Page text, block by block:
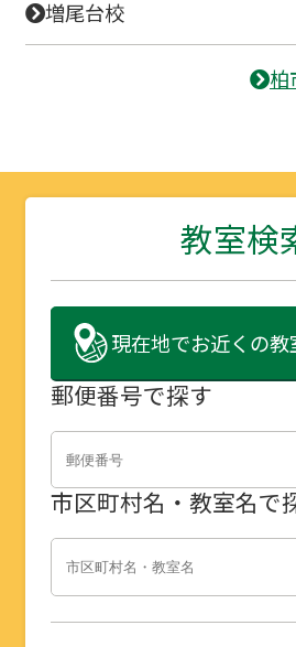
増尾台校
柏
教室検
現在地でお近くの
郵便番号で探す
市区町村名・教室名で